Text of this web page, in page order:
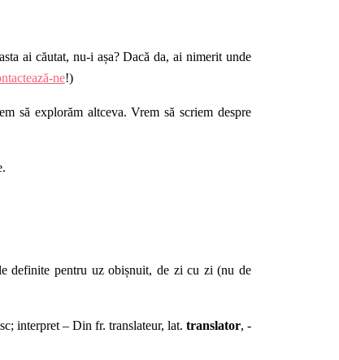
ai căutat, nu-i așa? Dacă da, ai nimerit unde
ne!)
să explorăm altceva.Vrem să scriem despre
definite pentru uz obișnuit, de zi cu zi (nu de
interpret – Din fr. translateur, lat. translator, -